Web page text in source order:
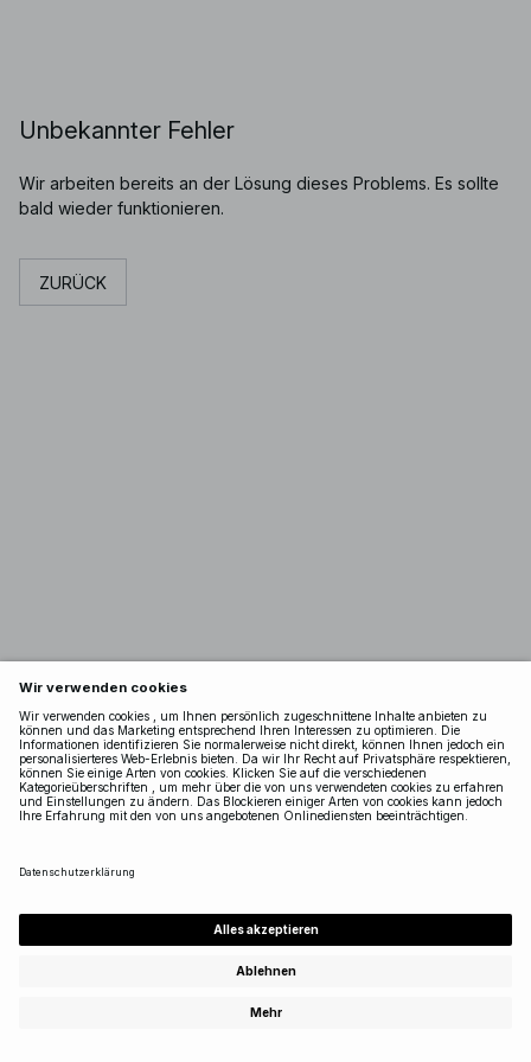
Unbekannter Fehler
Wir arbeiten bereits an der Lösung dieses Problems. Es sollte
bald wieder funktionieren.
ZURÜCK